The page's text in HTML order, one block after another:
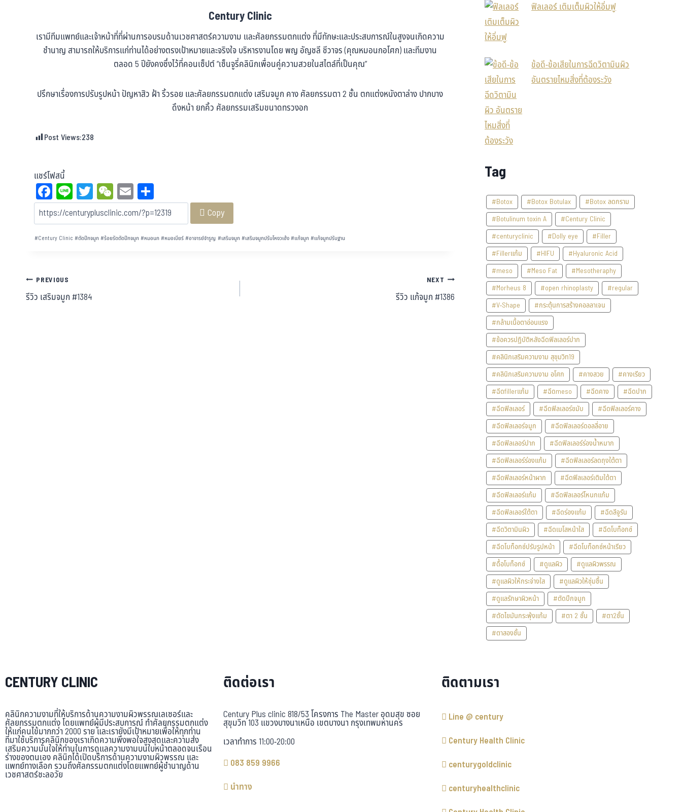
Century Clinic
เรามีทีมแพทย์และเจ้าหน้าที่ที่ผ่านการอบรมด้านเวชศาสตร์ความงาม และศัลยกรรมตกแต่ง ที่มีทักษะและประสบการณ์ในสูงจนเกิดความ
ชำนาญ สามารถให้บริการแก่ท่านได้อย่างตรงเป้าหมายและจริงใจ บริหารงานโดย พญ อัญชลี ชีวาจร (คุณหมอนกอโศก) และทีมงาน
ตลอด 5 ปียังคงซึ่งไว้ที่คอนเซ็ปต์ “เซ็นจูรี่คลินิกเพื่อนคู่ความสวยในสไตล์ที่เป็นคุณ”
ปรึกษาเรื่องการปรับรูปหน้า ปัญหาสิว ฝ้า ริ้วรอย และศัลยกรรมตกแต่ง เสริมจมูก คาง ศัลยกรรมตา 2 ชั้น ตกแต่งหนังตาล่าง ปากบาง
ดึงหน้า ยกคิ้ว ศัลยกรรมเสริมขนาดทรวงอก
Post Views:238
แชร์โฟสนี้
Fa
ce
bo
ok
Li
ne
T
wi
tt
er
W
eC
ha
t
E
m
ail
ar
e Copy
#Century Clinic #ตัดปีกจมูก#ร้อยรัดตัดปีกจมูก#หมอนก#หมอเบียร์ #อาจารย์จำรูญ #เสริมจมูก #เสริมจมูกปรับโหงวเฮ้ง#แก้จมูก#แก้จมูกปรับฐาน
PREVIOUS
รีวิว เสริมจมูก #1384
NEXT
รีวิว แก้จมูก #1386
ฟิลเลอร์ เติมเต็มผิวให้อิ่มฟู
ข้อดี-ข้อเสียในการฉีดวิตามินผิว
อันตรายไหมสิ่งที่ต้องระวัง
Tag
#Botox #Botox Botulax
#Botox ลดกราม
#Botulinum toxin A
#Century Clinic
#centuryclinic
#Dolly eye
#Filler
#Fillerแก้ม
#HIFU
#Hyaluronic Acid
#meso
#Meso Fat
#Mesotheraphy
#Morheus 8
#open rhinoplasty
#regular
#V-Shape
#กระตุ้นการสร้างคอลลาเจน
#กล้ามเนื้อตาอ่อนแรง
#ข้อควรปฏิบัติหลังฉีดฟิลเลอร์ปาก
#คลินิกเสริมความงาม สุขุมวิท19
#คลินิกเสริมความงาม อโศก
#คางสวย
#คางเรียว
#ฉีดfillerแก้ม
#ฉีดmeso #ฉีดคาง
#ฉีดปาก
#ฉีดฟิลเลอร์
#ฉีดฟิลเลอร์ขมับ
#ฉีดฟิลเลอร์คาง
#ฉีดฟิลเลอร์จมูก
#ฉีดฟิลเลอร์ดอลลี่อาย
#ฉีดฟิลเลอร์ปาก
#ฉีดฟิลเลอร์ร่องน้ำหมาก
#ฉีดฟิลเลอร์ร่องแก้ม
#ฉีดฟิลเลอร์ลดถุงใต้ตา
#ฉีดฟิลเลอร์หน้าผาก
#ฉีดฟิลเลอร์เติมใต้ตา
#ฉีดฟิลเลอร์แก้ม
#ฉีดฟิลเลอร์โหนกแก้ม
#ฉีดฟิลเลอร์ใต้ตา
#ฉีดร่องแก้ม
#ฉีดลีจูรัน
#ฉีดวิตามินผิว
#ฉีดเมโสหน้าใส
#ฉีดโบท็อกซ์
#ฉีดโบท็อกซ์ปรับรูปหน้า
#ฉีดโบท็อกซ์หน้าเรียว
#ดื้อโบท็อกซ์
#ดูแลผิว
#ดูแลผิวพรรณ
#ดูแลผิวให้กระจ่างใส
#ดูแลผิวให้ชุ่มชื้น
#ดูแลรักษาผิวหน้า
#ตัดปีกจมูก
#ตัดไขมันกระพุ้งแก้ม
#ตา 2 ชั้น
#ตา2ชั้น
#ตาสองชั้น
CENTURY CLINIC
คลินิกความงามที่ให้บริการด้านความงามผิวพรรณเลเซอร์และ
ศัลยกรรมตกแต่ง โดยแพทย์ผู้มีประสบการณ์ ทำศัลยกรรมตกแต่ง
ให้แก่คนไข้มากกว่า 2000 ราย และเรายังมีเป้าหมายเพื่อให้ทุกท่าน
ที่มาใช้บริการคลินิกของเราเกิดความพึงพอใจสูงสุดและความส่ง
เสริมความมั่นใจให้ท่านในการดูแลความงามบนใบหน้าตลอดจนเรือน
ร่างของตนเอง คลินิกได้เปิดบริการด้านความงามผิวพรรณ และ
แพทย์ทางเลือก รวมถึงศัลกรรมตกแต่งโดยแพทย์ผู้ชำนาญด้าน
เวชศาสตร์ชะลอวัย
ติดต่อเรา
Century Plus clinic 818/53 โครงการ The Master อุดมสุข ซอย
สุขุมวิท 103 แขวงบางนาเหนือ เขตบางนา กรุงเทพมหานคร
เวลาทำการ 11:00-20:00
083 859 9966
นำทาง
ติดตามเรา
Line @ century
Century Health Clinic
centurygoldclinic
centuryhealthclinic